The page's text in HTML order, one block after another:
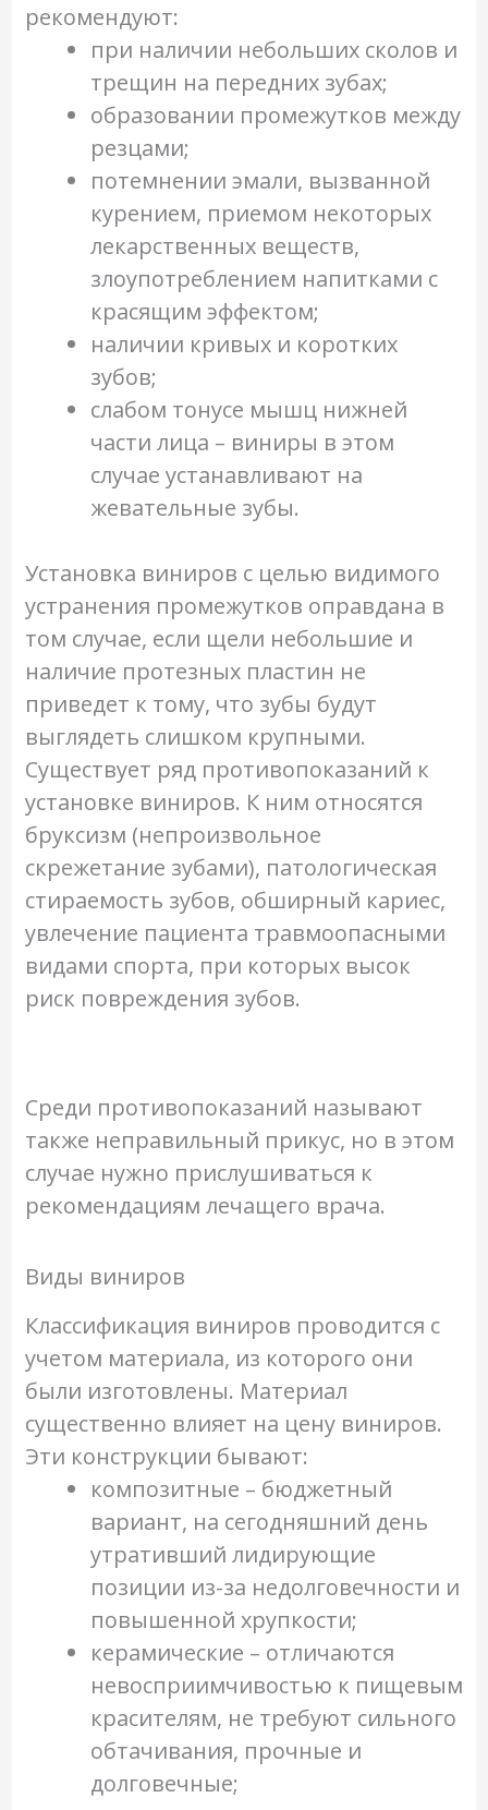
рекомендуют:
при наличии небольших сколов и
трещин на передних зубах;
образовании промежутков между
резцами;
потемнении эмали, вызванной
курением, приемом некоторых
лекарственных веществ,
злоупотреблением напитками с
красящим эффектом;
наличии кривых и коротких
зубов;
слабом тонусе мышц нижней
части лица – виниры в этом
случае устанавливают на
жевательные зубы.
Установка виниров с целью видимого
устранения промежутков оправдана в
том случае, если щели небольшие и
наличие протезных пластин не
приведет к тому, что зубы будут
выглядеть слишком крупными.
Существует ряд противопоказаний к
установке виниров. К ним относятся
бруксизм (непроизвольное
скрежетание зубами), патологическая
стираемость зубов, обширный кариес,
увлечение пациента травмоопасными
видами спорта, при которых высок
риск повреждения зубов.
Среди противопоказаний называют
также неправильный прикус, но в этом
случае нужно прислушиваться к
рекомендациям лечащего врача.
Виды виниров
Классификация виниров проводится с
учетом материала, из которого они
были изготовлены. Материал
существенно влияет на цену виниров.
Эти конструкции бывают:
композитные – бюджетный
вариант, на сегодняшний день
утративший лидирующие
позиции из-за недолговечности и
повышенной хрупкости;
керамические – отличаются
невосприимчивостью к пищевым
красителям, не требуют сильного
обтачивания, прочные и
долговечные;